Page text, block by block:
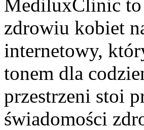
MediluxClinic to
zdrowiu kobiet
internetowy,
tonem dla
przestrzeni stoi
świadomości